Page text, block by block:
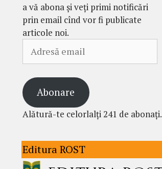
a vă abona și veți primi notificări
prin email cînd vor fi publicate
articole noi.
email
Abonare
Alătură-te celorlalți 241 de abonați.
Editura ROST